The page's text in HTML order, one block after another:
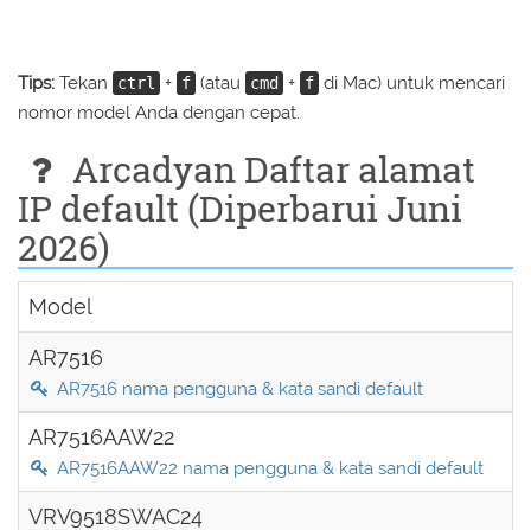
Tips: Tekan ctrl + f (atau cmd + f di Mac) untuk mencari
nomor model Anda dengan cepat.
Arcadyan Daftar alamat
IP default (Diperbarui Juni
2026)
Model
AR7516
AR7516 nama pengguna & kata sandi default
AR7516AAW22
AR7516AAW22 nama pengguna & kata sandi default
VRV9518SWAC24